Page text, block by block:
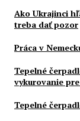
Ako Ukrajinci
treba dať pozor
Práca v
Tepelné
vykurovanie
Tepelné